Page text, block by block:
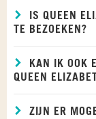
IS QUEEN
TE BEZOEKEN?
KAN IK OOK
QUEEN
ZIJN ER